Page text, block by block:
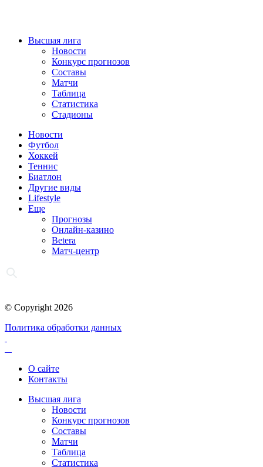
Высшая лига
Новости
Конкурс прогнозов
Составы
Матчи
Таблица
Статистика
Стадионы
Новости
Футбол
Хоккей
Теннис
Биатлон
Другие виды
Lifestyle
Еще
Прогнозы
Онлайн-казино
Betera
Матч-центр
© Copyright 2026
Политика обработки данных
О сайте
Контакты
Высшая лига
Новости
Конкурс прогнозов
Составы
Матчи
Таблица
Статистика